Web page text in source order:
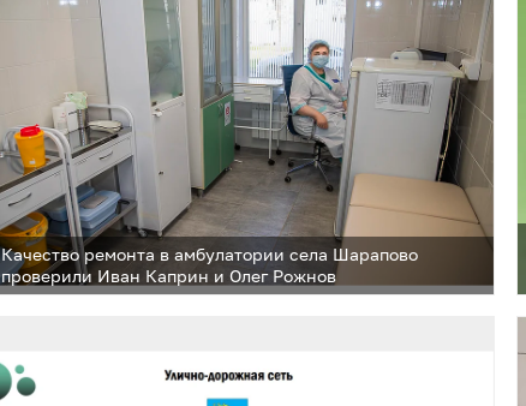
Качество ремонта в амбулатории села Шарапово
проверили Иван Каприн и Олег Рожнов